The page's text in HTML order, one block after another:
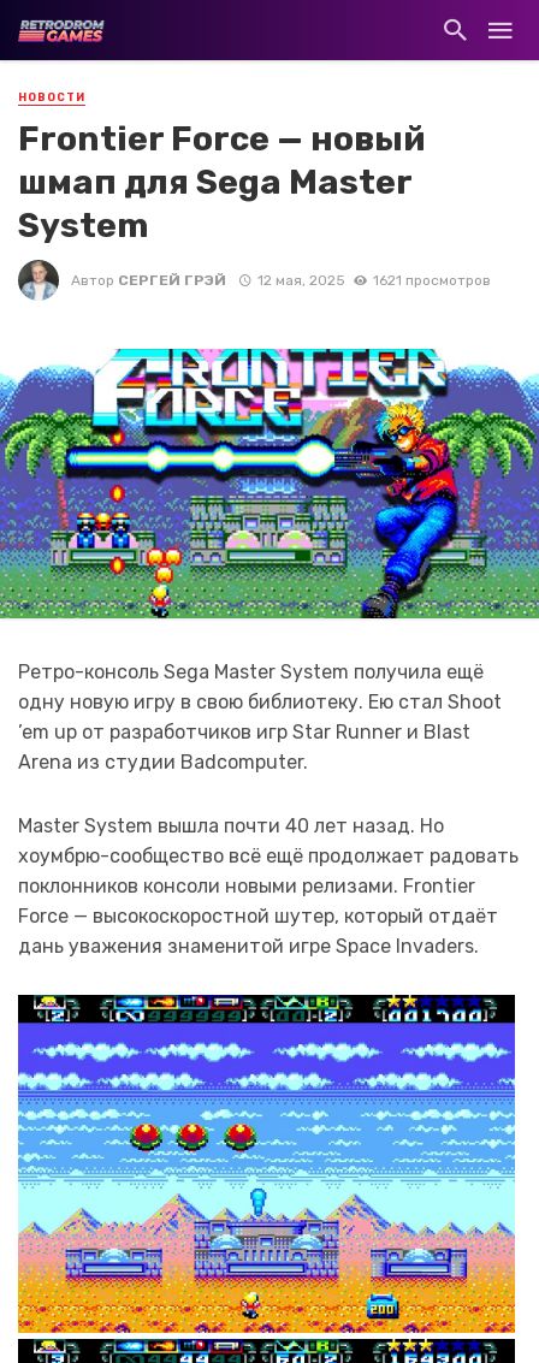
НОВОСТИ
Frontier Force — новый
шмап для Sega Master
System
Автор СЕРГЕЙ ГРЭЙ 12 мая, 2025 1621 просмотров
Ретро-консоль Sega Master System получила ещё
одну новую игру в свою библиотеку. Ею стал Shoot
’em up от разработчиков игр Star Runner и Blast
Arena из студии Badcomputer.
Master System вышла почти 40 лет назад. Но
хоумбрю-сообщество всё ещё продолжает радовать
поклонников консоли новыми релизами. Frontier
Force — высокоскоростной шутер, который отдаёт
дань уважения знаменитой игре Space Invaders.